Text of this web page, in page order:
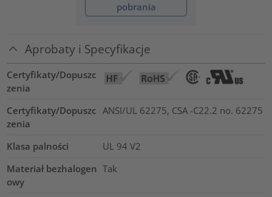
pobrania
Aprobaty i Specyfikacje
Certyfikaty/Dopuszc
zenia
Certyfikaty/Dopuszc
zenia
ANSI/UL 62275, CSA -C22.2 no. 62275
Klasa palności
UL 94 V2
Materiał bezhalogen
owy
Tak